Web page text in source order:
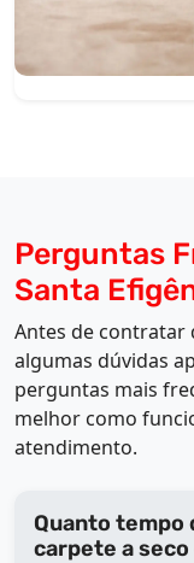
Perguntas
Santa
Antes de contratar
algumas dúvidas
perguntas mais
melhor como
atendimento.
Quanto tempo
carpete a seco